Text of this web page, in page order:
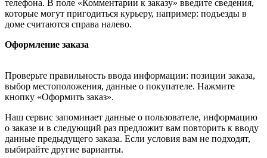
телефона. В поле «Комментарии к заказу» введите сведения,
которые могут пригодиться курьеру, например: подъезды в
доме считаются справа налево.
Оформление заказа
Проверьте правильность ввода информации: позиции заказа,
выбор местоположения, данные о покупателе. Нажмите
кнопку «Оформить заказ».
Наш сервис запоминает данные о пользователе, информацию
о заказе и в следующий раз предложит вам повторить к вводу
данные предыдущего заказа. Если условия вам не подходят,
выбирайте другие варианты.